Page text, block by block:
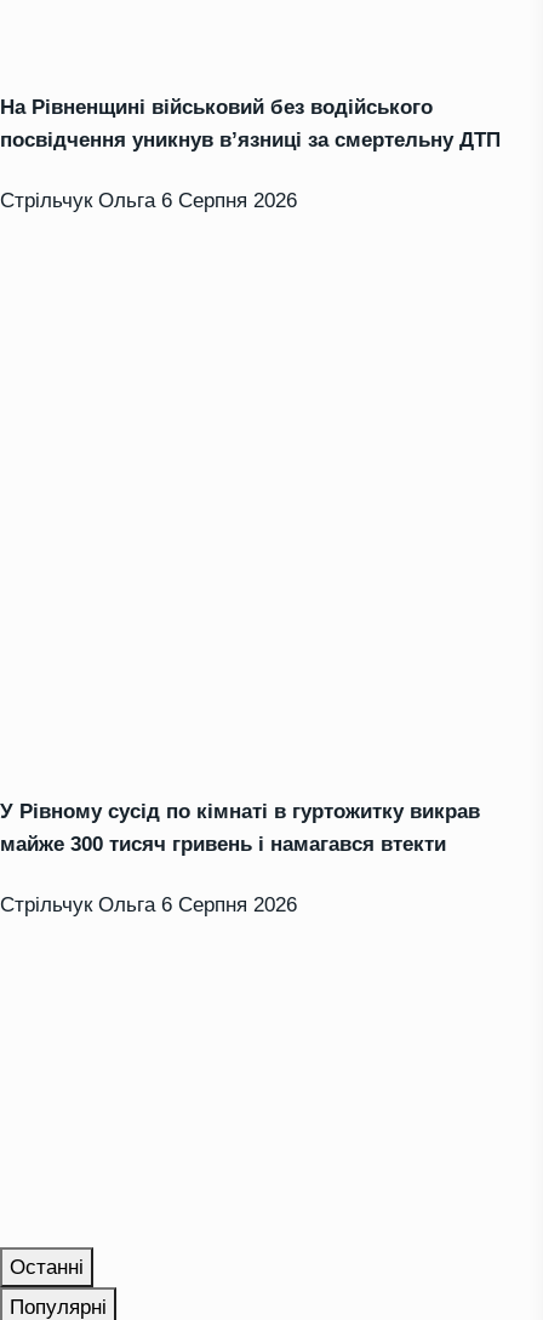
На Рівненщині військовий без водійського
посвідчення уникнув в’язниці за смертельну ДТП
Стрільчук Ольга 6 Серпня 2026
У Рівному сусід по кімнаті в гуртожитку викрав
майже 300 тисяч гривень і намагався втекти
Стрільчук Ольга 6 Серпня 2026
Останні
Популярні